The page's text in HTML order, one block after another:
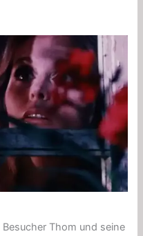
Besucher Thom und seine